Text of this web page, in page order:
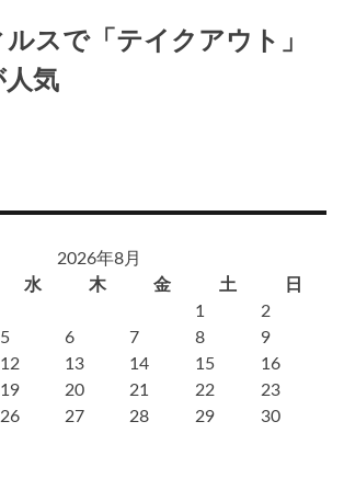
スで「テイクアウト」
人気
2026年8月
水 木 金 土
日
1
2
5 6 7 8
9
12 13 14 15
16
19 20 21 22
23
26 27 28 29
30